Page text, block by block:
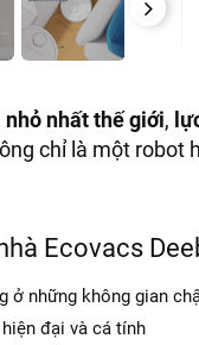
NEXT
nhất thế giới,
chỉ là một robot
Ecovacs
ở những không gian
đại và cá tính